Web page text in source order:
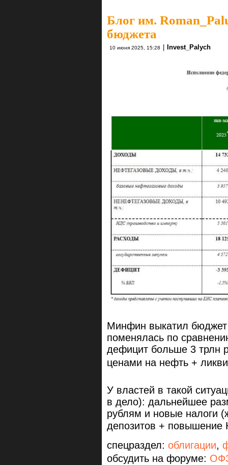
Блог им.
бюджета
10 июня 2025, 15:28 | Invest_Palych
Минфин выкатил бюджет
поменялась по
дефицит больше 3 трлн
ценами на нефть +
У властей в такой
в дело): дальнейшее
рублям и новые налоги
депозитов + повышение
спецраздел: облигации,
обсудить на форуме: